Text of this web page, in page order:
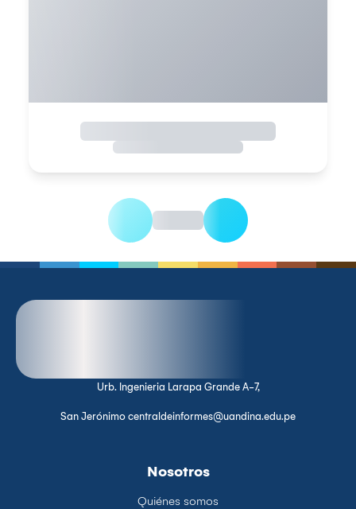
Urb. Ingenieria Larapa Grande A-7,
San Jerónimo centraldeinformes@uandina.edu.pe
Nosotros
Quiénes somos